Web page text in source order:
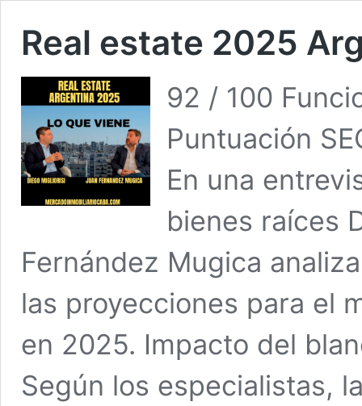
Real estate 2025
92 / 100
Puntuación
En una
bienes raíces
Fernández Mugica
las proyecciones para el
en 2025. Impacto del
Según los especialistas,